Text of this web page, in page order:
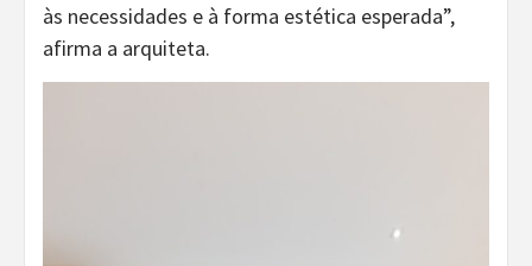
às necessidades e à forma estética esperada”,
afirma a arquiteta.